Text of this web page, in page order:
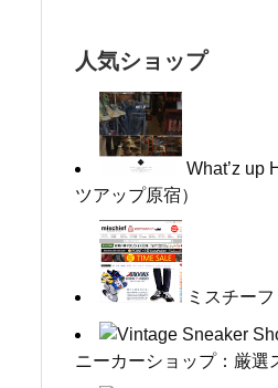
人気ショップ
What’z up
ツアップ原宿）
ミスチーフ
ニーカーショップ：厳選